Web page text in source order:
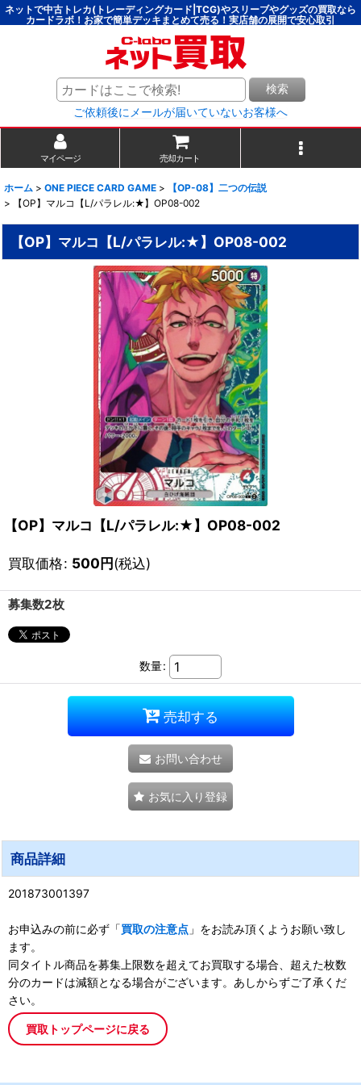
ネットで中古トレカ(トレーディングカード|TCG)やスリーブやグッズの買取なら
カードラボ！お家で簡単デッキまとめて売る！実店舗の展開で安心取引
検索
ご依頼後にメールが届いていないお客様へ
マイページ 売却カート
ホーム > ONE PIECE CARD GAME >
【OP-08】二つの伝説
>
【OP】マルコ【L/パラレル:★】OP08-002
【OP】マルコ【L/パラレル:★】OP08-002
【OP】マルコ【L/パラレル:★】OP08-002
買取価格: 500円(税込)
募集数2枚
数量:
売却する
お問い合わせ
お気に入り登録
商品詳細
201873001397
お申込みの前に必ず「買取の注意点 」をお読み頂くようお願い致し
ます。
同タイトル商品を募集上限数を超えてお買取する場合、超えた枚数
分のカードは減額となる場合がございます。あしからずご了承くだ
さい。
買取トップページに戻る